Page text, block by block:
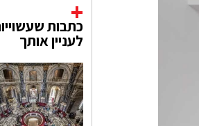
כתבות
לעניין אותך